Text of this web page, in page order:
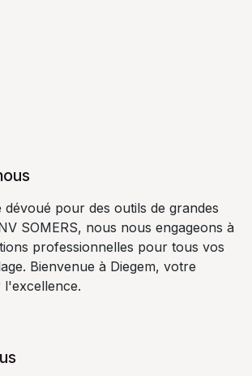
pour des outils de grandes
SOMERS, nous nous engageons à
professionnelles pour tous vos
Bienvenue à Diegem, votre
l'excellence.